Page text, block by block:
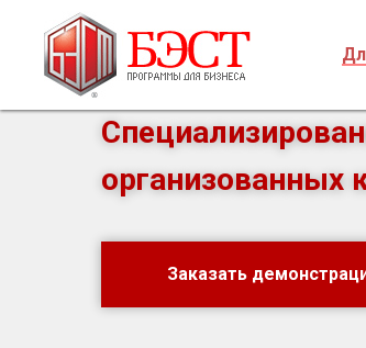
БЭСТ-
организованных
Заказать